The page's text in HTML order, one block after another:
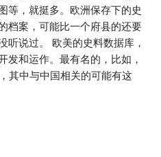
等，就挺多。欧洲保存下的史
档案，可能比一个府县的还要
说过。 欧美的史料数据库，
发和运作。最有名的，比如，
其中与中国相关的可能有这